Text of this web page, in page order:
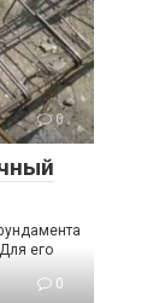
0
его
0